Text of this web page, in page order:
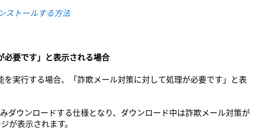
ストールする方法
必要です」と表示される場合
を実行する場合、「詐欺メール対策に対して処理が必要です」と表
ダウンロードする仕様となり、ダウンロード中は詐欺メール対策が
が表示されます。